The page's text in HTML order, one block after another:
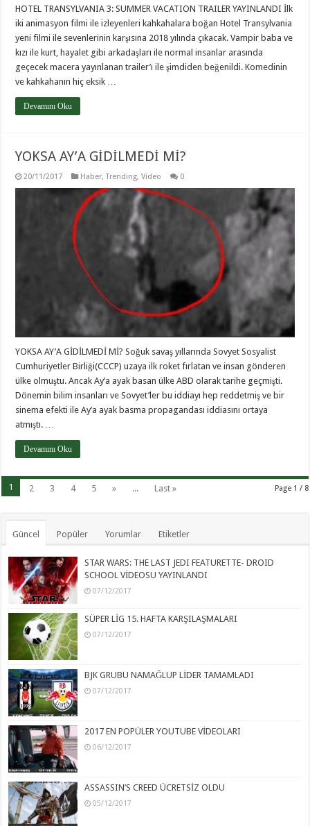
HOTEL TRANSYLVANIA 3: SUMMER VACATION TRAILER YAYINLANDI İlk
iki animasyon filmi ile izleyenleri kahkahalara boğan Hotel Transylvania
yeni filmi ile sevenlerinin karşısına 2018 yılında çıkacak. Vampir baba ve
kızı ile kurt, hayalet gibi arkadaşları ile normal insanlar arasında
geçecek macera yayınlanan trailer’ı ile şimdiden beğenildi. Komedinin
ve kahkahanın hiç eksik …
Devamını Oku
YOKSA AY’A GİDİLMEDİ Mİ?
20/11/2017 Haber,Trending,Video 0
YOKSA AY’A GİDİLMEDİ Mİ? Soğuk savaş yıllarında Sovyet Sosyalist
Cumhuriyetler Birliği(CCCP) uzaya ilk roket fırlatan ve insan gönderen
ülke olmuştu. Ancak Ay’a ayak basan ülke ABD olarak tarihe geçmişti.
Dönemin bilim insanları ve Sovyet’ler bu iddiayı hep reddetmiş ve bir
sinema efekti ile Ay’a ayak basma propagandası iddiasını ortaya
atmıştı. …
Devamını Oku
Page 1 / 8
1 2 3 4 5 » ... Last »
Güncel Popüler Yorumlar Etiketler
STAR WARS: THE LAST JEDI FEATURETTE- DROID
SCHOOL VİDEOSU YAYINLANDI
07/12/2017
SÜPER LİG 15. HAFTA KARŞILAŞMALARI
07/12/2017
BJK GRUBU NAMAĞLUP LİDER TAMAMLADI
07/12/2017
2017 EN POPÜLER YOUTUBE VİDEOLARI
06/12/2017
ASSASSIN’S CREED ÜCRETSİZ OLDU
05/12/2017